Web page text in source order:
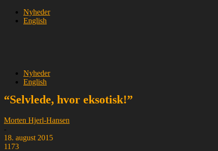
Nyheder
English
Nyheder
English
“Selvlede, hvor eksotisk!”
Morten Hjerl-Hansen
-
18. august 2015
1173